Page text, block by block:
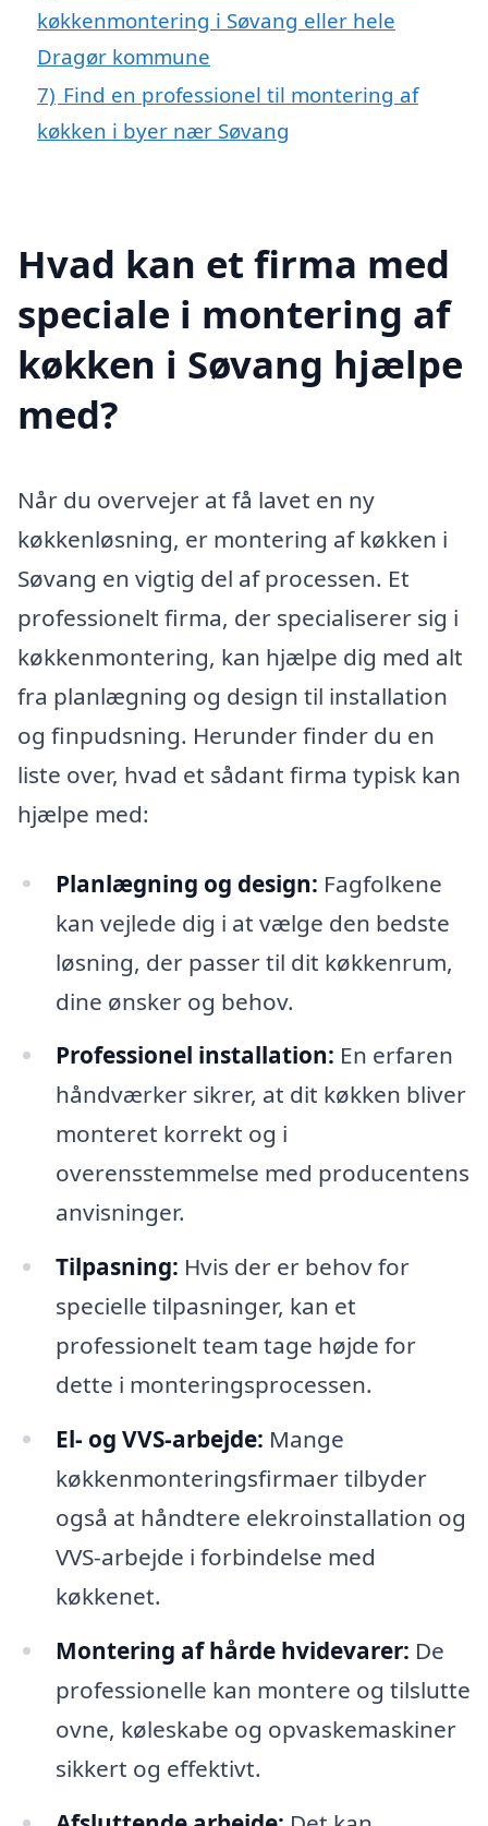
køkkenmontering i Søvang eller hele
Dragør kommune
7) Find en professionel til montering af
køkken i byer nær Søvang
Hvad kan et firma med
speciale i montering af
køkken i Søvang hjælpe
med?
Når du overvejer at få lavet en ny
køkkenløsning, er montering af køkken i
Søvang en vigtig del af processen. Et
professionelt firma, der specialiserer sig i
køkkenmontering, kan hjælpe dig med alt
fra planlægning og design til installation
og finpudsning. Herunder finder du en
liste over, hvad et sådant firma typisk kan
hjælpe med:
Planlægning og design: Fagfolkene
kan vejlede dig i at vælge den bedste
løsning, der passer til dit køkkenrum,
dine ønsker og behov.
Professionel installation: En erfaren
håndværker sikrer, at dit køkken bliver
monteret korrekt og i
overensstemmelse med producentens
anvisninger.
Tilpasning: Hvis der er behov for
specielle tilpasninger, kan et
professionelt team tage højde for
dette i monteringsprocessen.
El- og VVS-arbejde: Mange
køkkenmonteringsfirmaer tilbyder
også at håndtere elekroinstallation og
VVS-arbejde i forbindelse med
køkkenet.
Montering af hårde hvidevarer: De
professionelle kan montere og tilslutte
ovne, køleskabe og opvaskemaskiner
sikkert og effektivt.